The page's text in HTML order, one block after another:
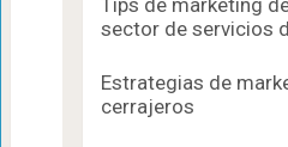
Tips de marketing
sector de servicios
Estrategias de
cerrajeros